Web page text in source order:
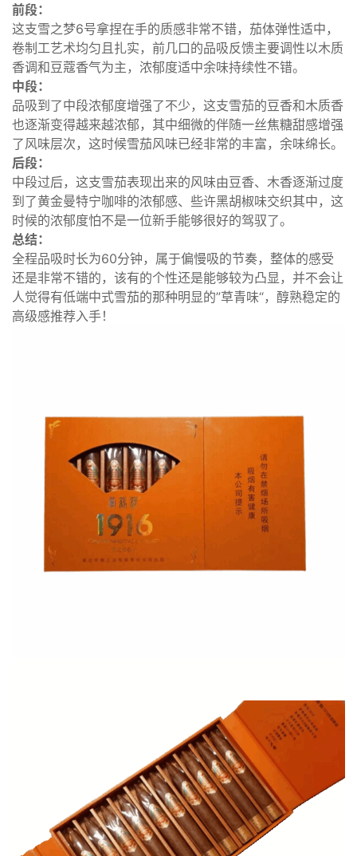
前段：
这支雪之梦6号拿捏在手的质感非常不错，茄体弹性适中，
卷制工艺术均匀且扎实，前几口的品吸反馈主要调性以木质
香调和豆蔻香气为主，浓郁度适中余味持续性不错。
中段：
品吸到了中段浓郁度增强了不少，这支雪茄的豆香和木质香
也逐渐变得越来越浓郁，其中细微的伴随一丝焦糖甜感增强
了风味层次，这时候雪茄风味已经非常的丰富，余味绵长。
后段：
中段过后，这支雪茄表现出来的风味由豆香、木香逐渐过度
到了黄金曼特宁咖啡的浓郁感、些许黑胡椒味交织其中，这
时候的浓郁度怕不是一位新手能够很好的驾驭了。
总结：
全程品吸时长为60分钟，属于偏慢吸的节奏，整体的感受
还是非常不错的，该有的个性还是能够较为凸显，并不会让
人觉得有低端中式雪茄的那种明显的”草青味“，醇熟稳定的
高级感推荐入手！